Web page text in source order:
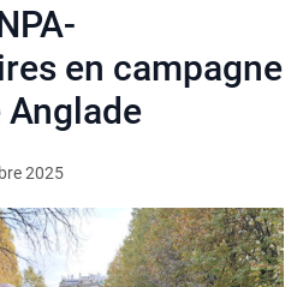
en campagne
2025